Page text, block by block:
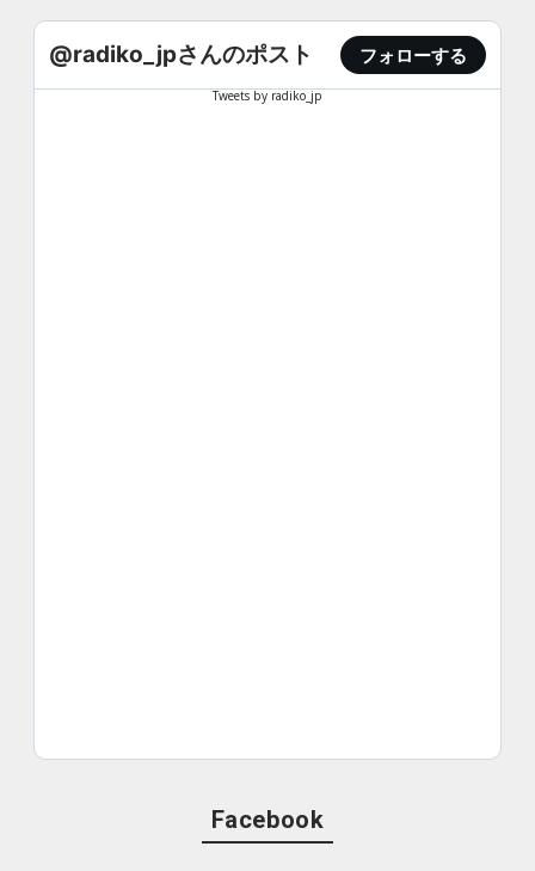
@radiko_jpさんのポスト フォローする
Tweets by radiko_jp
Facebook